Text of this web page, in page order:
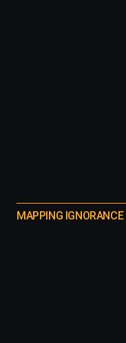
MAPPING IGNORANCE